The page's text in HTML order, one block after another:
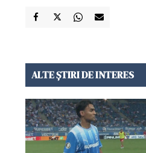
ALTE ȘTIRI DE INTERES